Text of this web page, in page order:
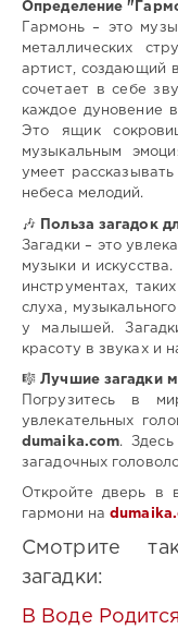
Определение
Гармонь – это
металлических
артист, создающий
сочетает в себе
каждое дуновение
Это ящик
музыкальным
умеет
небеса мелодий.
🎶
Польза загадок
Загадки – это
музыки и
инструментах,
слуха,
у малышей.
красоту в звуках и
🎼Лучшие загадки
Погрузитесь в
увлекательных
dumaika.com.
загадочных
Откройте дверь в
гармони на
Смотрите
загадки:
В Воде